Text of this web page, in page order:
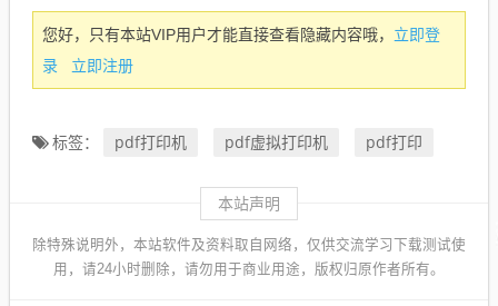
您好，只有本站VIP用户才能直接查看隐藏内容哦， 立即登
录
立即注册
标签： pdf打印机 pdf虚拟打印机 pdf打印
本站声明
除特殊说明外，本站软件及资料取自网络，仅供交流学习下载测试使
用，请24小时删除，请勿用于商业用途，版权归原作者所有。